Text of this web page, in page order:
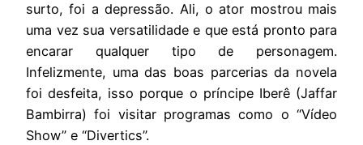
surto, foi a depressão. Ali, o ator mostrou mais
uma vez sua versatilidade e que está pronto para
encarar qualquer tipo de personagem.
Infelizmente, uma das boas parcerias da novela
foi desfeita, isso porque o príncipe Iberê (Jaffar
Bambirra) foi visitar programas como o “Vídeo
Show” e “Divertics”.